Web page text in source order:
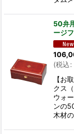
50弁
ージ
(税込:
【お
クス
ウォ
ンの
木材